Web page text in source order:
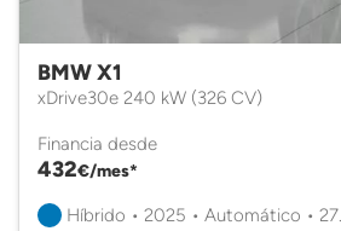
BMW X1
xDrive30e 240 kW (326 CV)
Financia desde
432€/mes*
Híbrido • 2025 • Automático •